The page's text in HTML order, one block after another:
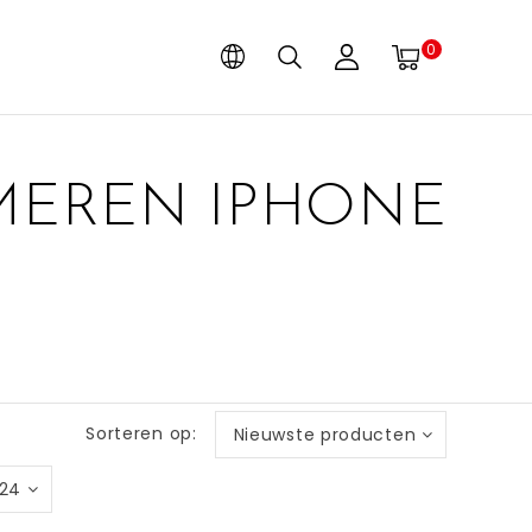
0
IPHONE
Sorteren op: Nieuwste producten